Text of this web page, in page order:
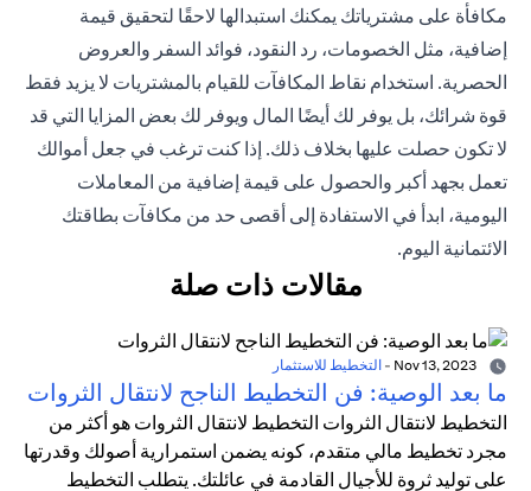
مكافأة على مشترياتك يمكنك استبدالها لاحقًا لتحقيق قيمة
إضافية، مثل الخصومات، رد النقود، فوائد السفر والعروض
الحصرية. استخدام نقاط المكافآت للقيام بالمشتريات لا يزيد فقط
قوة شرائك، بل يوفر لك أيضًا المال ويوفر لك بعض المزايا التي قد
لا تكون حصلت عليها بخلاف ذلك. إذا كنت ترغب في جعل أموالك
تعمل بجهد أكبر والحصول على قيمة إضافية من المعاملات
اليومية، ابدأ في الاستفادة إلى أقصى حد من مكافآت بطاقتك
الائتمانية اليوم.
مقالات ذات صلة
- التخطيط للاستثمار
ما بعد الوصية: فن التخطيط الناجح لانتقال الثروات
التخطيط لانتقال الثروات التخطيط لانتقال الثروات هو أكثر من
مجرد تخطيط مالي متقدم، كونه يضمن استمرارية أصولك وقدرتها
على توليد ثروة للأجيال القادمة في عائلتك. يتطلب التخطيط